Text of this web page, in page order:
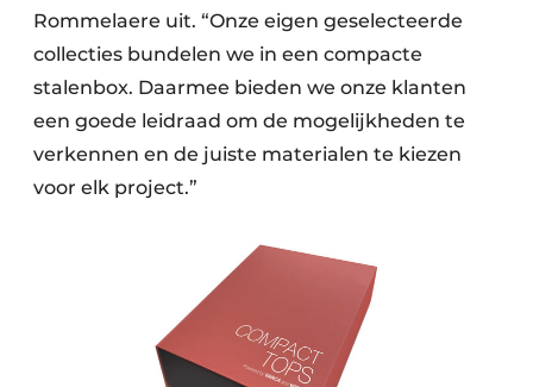
Rommelaere uit. “Onze eigen geselecteerde
collecties bundelen we in een compacte
stalenbox. Daarmee bieden we onze klanten
een goede leidraad om de mogelijkheden te
verkennen en de juiste materialen te kiezen
voor elk project.”